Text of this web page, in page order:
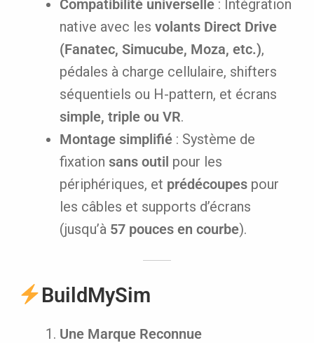
Compatibilité universelle : Intégration
native avec lesvolants Direct Drive
(Fanatec, Simucube, Moza, etc.),
pédales à charge cellulaire, shifters
séquentiels ou H-pattern, et écrans
simple, triple ou VR.
Montage simplifié : Système de
fixationsans outil pour les
périphériques, et prédécoupes pour
les câbles et supports d’écrans
(jusqu’à 57 pouces en courbe).
BuildMySim
Une Marque Reconnue